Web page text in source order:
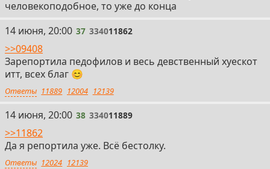
человекоподобное, то уже до конца
37
14 июня, 20:00 37 334011862
>>09408
Зарепортила педофилов и весь девственный хуескот
итт, всех благ 😊
Ответы 11889 12004 12139
38
14 июня, 20:00 38 334011889
>>11862
Да я репортила уже. Всё бестолку.
Ответы 12024 12139